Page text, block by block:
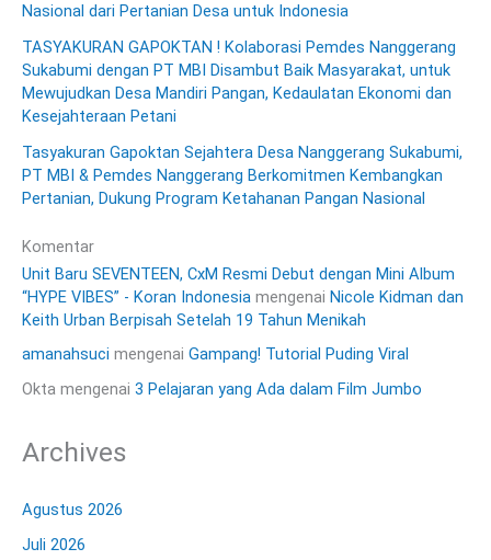
Nasional dari Pertanian Desa untuk Indonesia
TASYAKURAN GAPOKTAN ! Kolaborasi Pemdes Nanggerang
Sukabumi dengan PT MBI Disambut Baik Masyarakat, untuk
Mewujudkan Desa Mandiri Pangan, Kedaulatan Ekonomi dan
Kesejahteraan Petani
Tasyakuran Gapoktan Sejahtera Desa Nanggerang Sukabumi,
PT MBI & Pemdes Nanggerang Berkomitmen Kembangkan
Pertanian, Dukung Program Ketahanan Pangan Nasional
Komentar
Unit Baru SEVENTEEN, CxM Resmi Debut dengan Mini Album
“HYPE VIBES” - Koran Indonesia mengenai Nicole Kidman dan
Keith Urban Berpisah Setelah 19 Tahun Menikah
amanahsuci mengenai Gampang! Tutorial Puding Viral
Okta mengenai 3 Pelajaran yang Ada dalam Film Jumbo
Archives
Agustus 2026
Juli 2026